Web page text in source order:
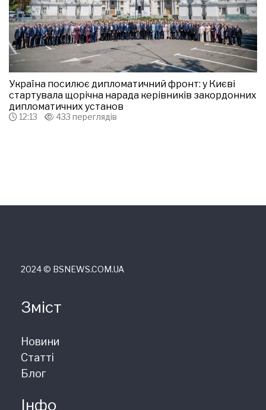
Україна посилює дипломатичний фронт: у Києві
стартувала щорічна нарада керівників закордонних
дипломатичних установ
12:13 433 переглядів
2024 © ВSNEWS.COM.UA
Зміст
Новини
Статті
Блог
Інфо